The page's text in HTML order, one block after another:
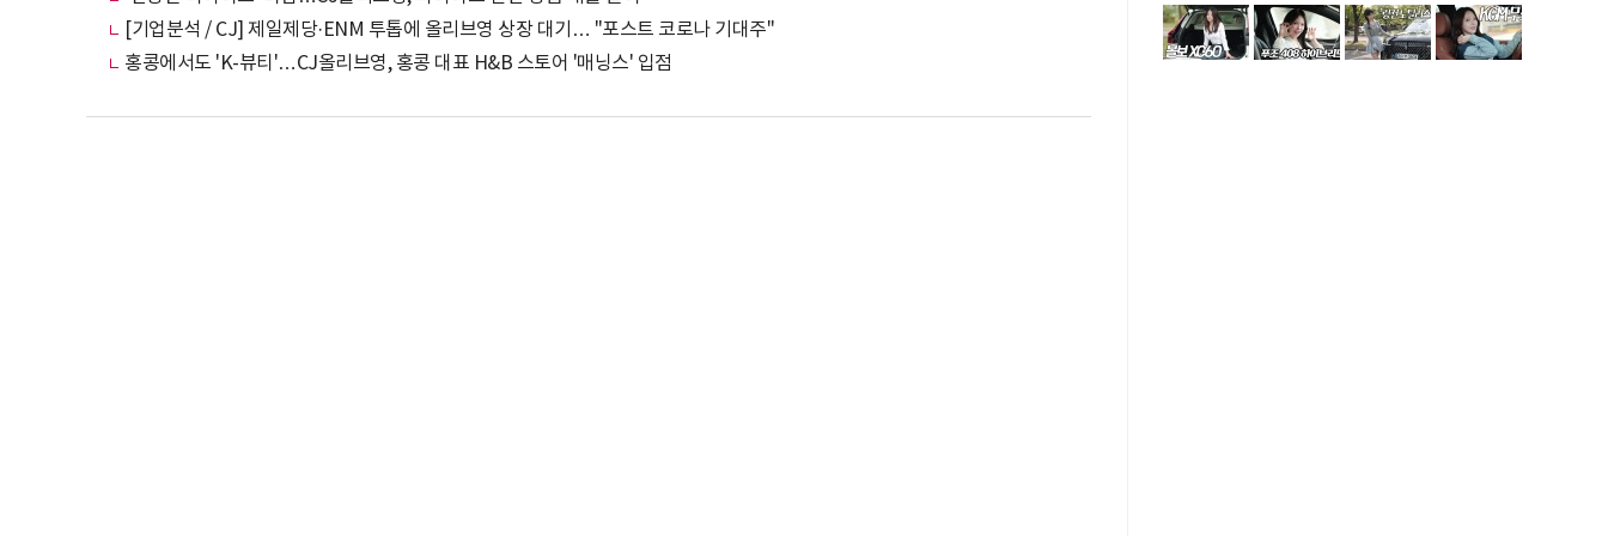
[기업분석 / CJ] 제일제당·ENM 투톱에 올리브영 상장 대기… "포스트 코로나 기대주"
홍콩에서도 'K-뷰티'…CJ올리브영, 홍콩 대표 H&B 스토어 '매닝스' 입점